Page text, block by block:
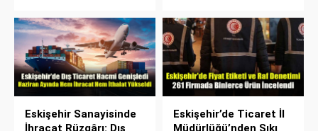
Eskişehir Sanayisinde
Eskişehir’de Ticaret İl